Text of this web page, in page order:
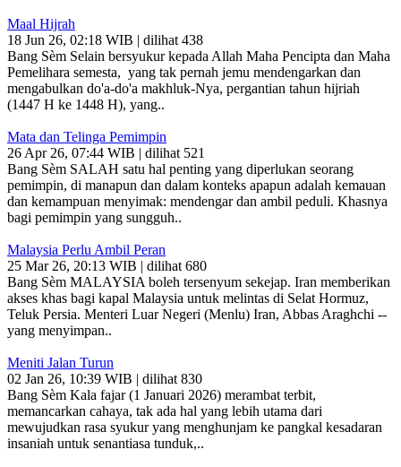
Maal Hijrah
18 Jun 26, 02:18 WIB | dilihat 438
Bang Sèm Selain bersyukur kepada Allah Maha Pencipta dan Maha
Pemelihara semesta, yang tak pernah jemu mendengarkan dan
mengabulkan do'a-do'a makhluk-Nya, pergantian tahun hijriah
(1447 H ke 1448 H), yang..
Mata dan Telinga Pemimpin
26 Apr 26, 07:44 WIB | dilihat 521
Bang Sèm SALAH satu hal penting yang diperlukan seorang
pemimpin, di manapun dan dalam konteks apapun adalah kemauan
dan kemampuan menyimak: mendengar dan ambil peduli. Khasnya
bagi pemimpin yang sungguh..
Malaysia Perlu Ambil Peran
25 Mar 26, 20:13 WIB | dilihat 680
Bang Sèm MALAYSIA boleh tersenyum sekejap. Iran memberikan
akses khas bagi kapal Malaysia untuk melintas di Selat Hormuz,
Teluk Persia. Menteri Luar Negeri (Menlu) Iran, Abbas Araghchi --
yang menyimpan..
Meniti Jalan Turun
02 Jan 26, 10:39 WIB | dilihat 830
Bang Sèm Kala fajar (1 Januari 2026) merambat terbit,
memancarkan cahaya, tak ada hal yang lebih utama dari
mewujudkan rasa syukur yang menghunjam ke pangkal kesadaran
insaniah untuk senantiasa tunduk,..